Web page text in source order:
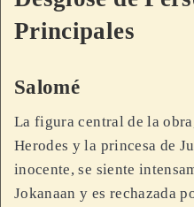
Principales
Salomé
La figura central de la
Herodes y la princesa de
inocente, se siente
Jokanaan y es rechazada